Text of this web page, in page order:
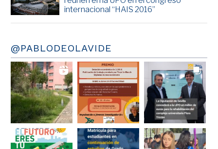
internacional “HAIS 2016”
@PABLODEOLAVIDE